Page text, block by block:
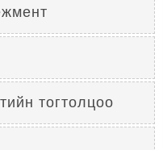
тогтолцоо